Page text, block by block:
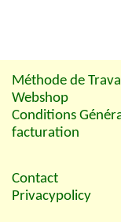
Méthode de
Webshop
Conditions
facturation
Contact
Privacypolicy